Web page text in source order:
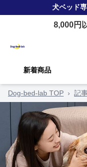
犬ベッド
8,000円
新着商品
Dog-bed-lab TOP › 記